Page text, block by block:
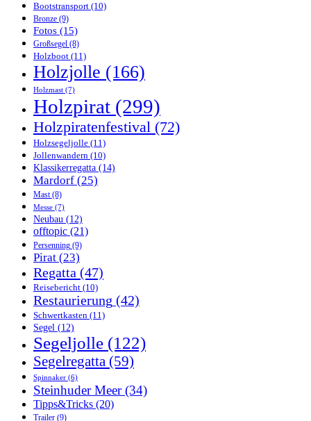
Bootstransport (10)
Bronze (9)
Fotos (15)
Großsegel (8)
Holzboot (11)
Holzjolle (166)
Holzmast (7)
Holzpirat (299)
Holzpiratenfestival (72)
Holzsegeljolle (11)
Jollenwandern (10)
Klassikerregatta (14)
Mardorf (25)
Mast(8)
Messe (7)
Neubau (12)
offtopic (21)
Persenning (9)
Pirat (23)
Regatta (47)
Reisebericht (10)
Restaurierung (42)
Schwertkasten (11)
Segel (12)
Segeljolle (122)
Segelregatta (59)
Spinnaker (6)
Steinhuder Meer(34)
Tipps&Tricks (20)
Trailer (9)